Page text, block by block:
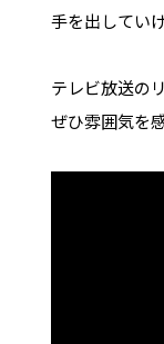
手を出してい
テレビ放送の
ぜひ雰囲気を